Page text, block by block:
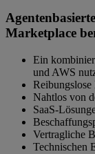
Marketplace
Ein
und AWS
Nahtlos von
SaaS-
Vertragliche
Technischen